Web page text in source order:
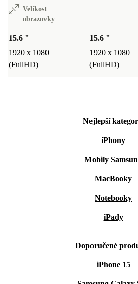
Velikost
obrazovky
15.6 "
1920 x 1080
(FullHD)
15.6 "
1920 x 1080
(FullHD)
Nejlepší
iPhony
Mobily
MacBooky
Notebooky
iPady
Doporučené
iPhone 15